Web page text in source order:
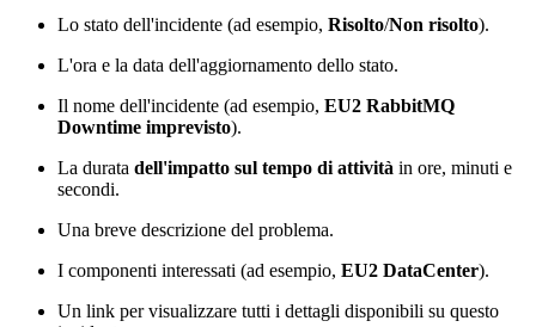
Lo stato dell'incidente (ad esempio, Risolto/Non risolto).
L'ora e la data dell'aggiornamento dello stato.
Il nome dell'incidente (ad esempio, EU2 RabbitMQ
Downtime imprevisto).
La durata dell'impatto sul tempo di attività in ore, minuti e
secondi.
Una breve descrizione del problema.
I componenti interessati (ad esempio, EU2 DataCenter).
Un link per visualizzare tutti i dettagli disponibili su questo